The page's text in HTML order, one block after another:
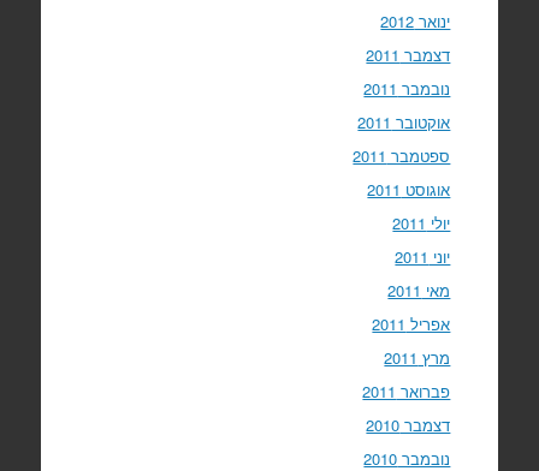
ינואר 2012
דצמבר 2011
נובמבר 2011
אוקטובר 2011
ספטמבר 2011
אוגוסט 2011
יולי 2011
יוני 2011
מאי 2011
אפריל 2011
מרץ 2011
פברואר 2011
דצמבר 2010
נובמבר 2010